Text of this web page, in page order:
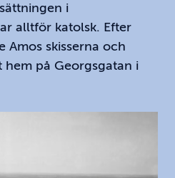
i
alltför katolsk. Efter
Amos skisserna och
på Georgsgatan i